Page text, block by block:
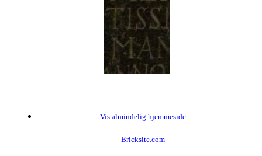
Vis almindelig hjemmeside
Bricksite.com